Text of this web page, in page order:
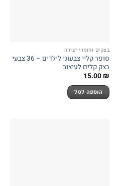
בצקים וחומרי יצירה
סופר קליי צבעוני לילדים – 36 צבעי
בצק קלים לעיצוב
15.00₪
הוספה לסל